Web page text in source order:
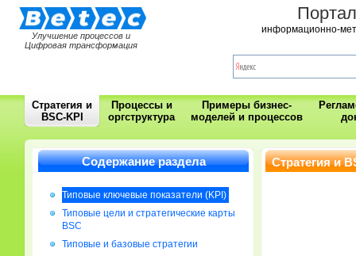
Улучшение процессов и
Цифровая трансформация
информационно-
Стратегия и
BSC-KPI
Процессы и
оргструктура
Примеры бизнес-
моделей и процессов
Содержание раздела
Типовые ключевые показатели (KPI)
Типовые цели и стратегические карты
BSC
Типовые и базовые стратегии
Стратегия и